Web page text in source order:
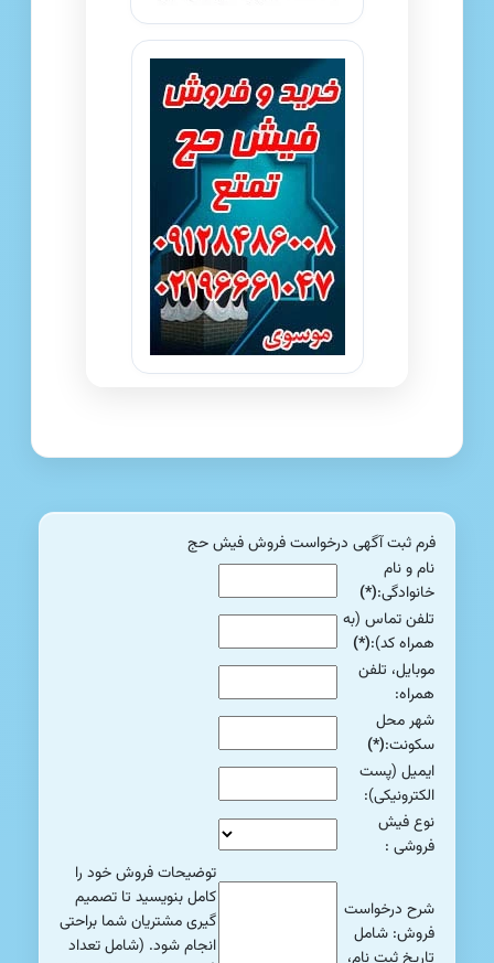
فرم ثبت آگهی درخواست فروش فیش حج
نام و نام
خانوادگی:(*)
تلفن تماس (به
همراه کد):(*)
موبایل، تلفن
همراه:
شهر محل
سکونت:(*)
ایمیل (پست
الکترونیکی):
نوع فیش
فروشی :
شرح درخواست
فروش: شامل
توضیحات فروش خود را
کامل بنویسید تا تصمیم
گیری مشتریان شما براحتی
انجام شود. (شامل تعداد